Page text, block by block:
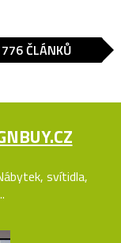
ČLÁNKŮ
svítidla,